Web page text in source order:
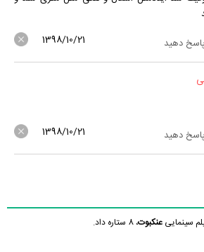
پاسخ دهید 1398/10/21
پاسخ دهید 1398/10/21
سینمایی عنکبوت، 8 ستاره داد.